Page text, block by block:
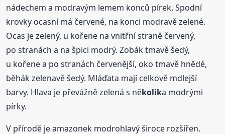
nádechem a modravým lemem konců pírek. Spodní
krovky ocasní má červené, na konci modravě zelené.
Ocas je zelený, u kořene na vnitřní straně červený,
po stranách a na špici modrý. Zobák tmavě šedý,
u kořene a po stranách červenější, oko tmavě hnědé,
běhák zelenavě šedý. Mláďata mají celkově mdlejší
barvy. Hlava je převážně zelená s několika modrými
pírky.
V přírodě je amazonek modrohlavý široce rozšířen.